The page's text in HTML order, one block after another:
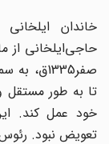
خاندان ایلخانی
حاجیایلخانی از مارس
صفر1335ق،
تا به طور مستقل و
خود عمل کند.
تعویض نبود. رئوس